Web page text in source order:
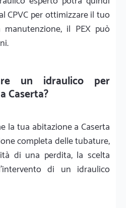
CPVC per ottimizzare il tuo
il PEX può
un idraulico per
Caserta?
la tua abitazione a Caserta
completa delle tubature,
di una perdita, la scelta
di un idraulico